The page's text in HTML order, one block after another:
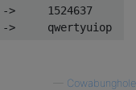
1524637
Cowabunghole